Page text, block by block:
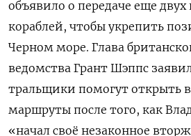
объявило о передаче еще
кораблей, чтобы укрепить
Черном море. Глава
ведомства Грант Шэппс
тральщики помогут открыть
маршруты после того, как
«начал своё незаконное